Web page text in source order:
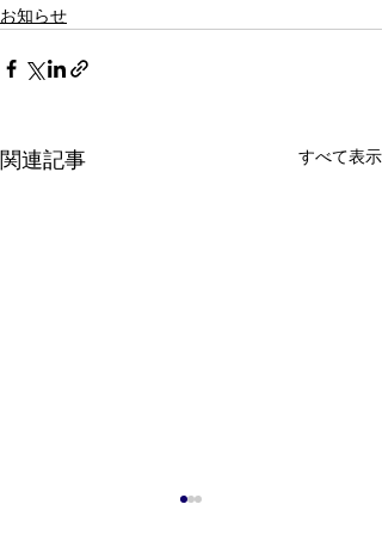
お知らせ
関連記事 すべて表示